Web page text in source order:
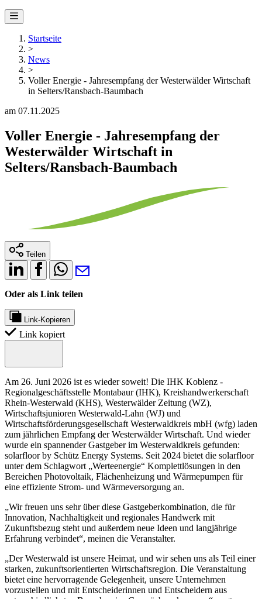
Startseite
>
News
>
Voller Energie - Jahresempfang der Westerwälder Wirtschaft
in Selters/Ransbach-Baumbach
am 07.11.2025
Voller Energie - Jahresempfang der
Westerwälder Wirtschaft in
Selters/Ransbach-Baumbach
Teilen
Oder als Link teilen
Link-Kopieren
Link kopiert
Am 26. Juni 2026 ist es wieder soweit! Die IHK Koblenz -
Regionalgeschäftsstelle Montabaur (IHK), Kreishandwerkerschaft
Rhein-Westerwald (KHS), Westerwälder Zeitung (WZ),
Wirtschaftsjunioren Westerwald-Lahn (WJ) und
Wirtschaftsförderungsgesellschaft Westerwaldkreis mbH (wfg) laden
zum jährlichen Empfang der Westerwälder Wirtschaft. Und wieder
wurde ein spannender Gastgeber im Westerwaldkreis gefunden:
solarfloor by Schütz Energy Systems. Seit 2024 bietet die solarfloor
unter dem Schlagwort „Werteenergie“ Komplettlösungen in den
Bereichen Photovoltaik, Flächenheizung und Wärmepumpen für
eine effiziente Strom- und Wärmeversorgung an.
„Wir freuen uns sehr über diese Gastgeberkombination, die für
Innovation, Nachhaltigkeit und regionales Handwerk mit
Zukunftsbezug steht und außerdem neue Ideen und langjährige
Erfahrung verbindet“, meinen die Veranstalter.
„Der Westerwald ist unsere Heimat, und wir sehen uns als Teil einer
starken, zukunftsorientierten Wirtschaftsregion. Die Veranstaltung
bietet eine hervorragende Gelegenheit, unsere Unternehmen
vorzustellen und mit Entscheiderinnen und Entscheidern aus